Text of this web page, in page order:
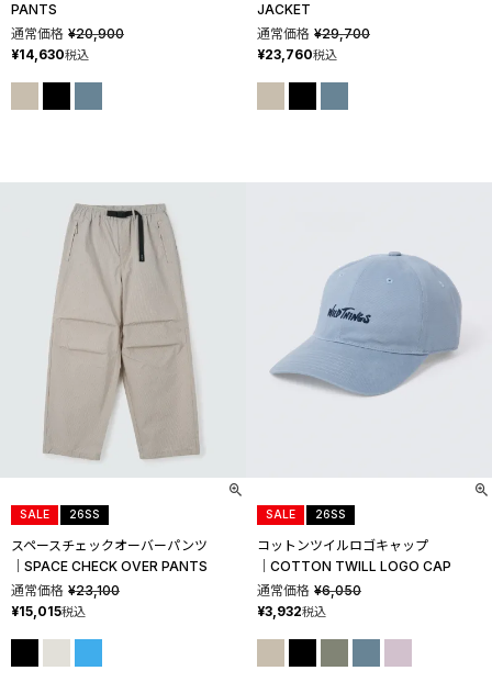
PANTS
通常価格 ¥20,900
¥14,630税込
JACKET
通常価格 ¥29,700
¥23,760税込
スペースチェックオーバーパンツ
│SPACE CHECK OVER PANTS
SALE 26SS
通常価格 ¥23,100
¥15,015税込
コットンツイルロゴキャップ
│COTTON TWILL LOGO CAP
SALE 26SS
通常価格 ¥6,050
¥3,932税込